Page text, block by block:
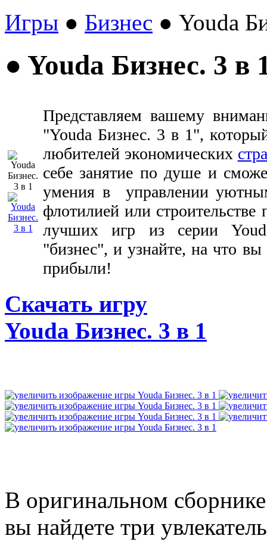
Игры ● Бизнес ● Youda
● Youda Бизнес. 3 в
Представляем вашему
"Youda Бизнес. 3 в 1",
любителей экономических
себе занятие по душе и
умения в управлении
флотилией или
лучших игр из серии
"бизнес", и узнайте, на что
прибыли!
Скачать игру
Youda Бизнес. 3 в 1
В оригинальном
вы найдете три